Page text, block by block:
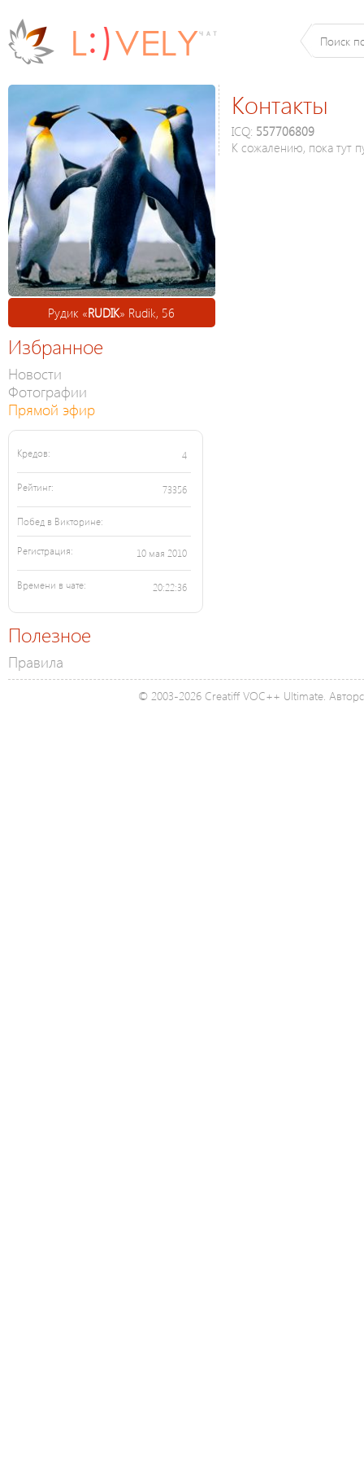
Рудик «RUDIK» Rudik, 56
Избранное
Новости
Фотографии
Прямой эфир
Кредов: 4
Рейтинг: 73356
Побед в Викторине:
Регистрация: 10 мая 2010
Времени в чате: 20:22:36
Полезное
Правила
Контакты
ICQ: 557706809
К сожалению, пока тут
© 2003-2026 Creatiff VOC++ Ultimate.